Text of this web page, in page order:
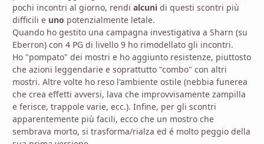
pochi incontri al giorno, rendi alcuni di questi scontri più
difficili e uno potenzialmente letale.
Quando ho gestito una campagna investigativa a Sharn (su
Eberron) con 4 PG di livello 9 ho rimodellato gli incontri.
Ho "pompato" dei mostri e ho aggiunto resistenze, piuttosto
che azioni leggendarie e soprattutto "combo" con altri
mostri. Altre volte ho reso l'ambiente ostile (nebbia funerea
che crea effetti avversi, lava che improvvisamente zampilla
e ferisce, trappole varie, ecc.). Infine, per gli scontri
apparentemente più facili, ecco che un mostro che
sembrava morto, si trasforma/rialza ed é molto peggio della